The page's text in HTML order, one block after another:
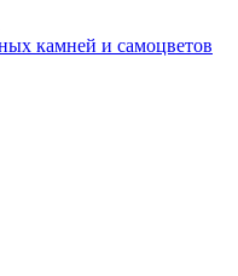
камней и самоцветов